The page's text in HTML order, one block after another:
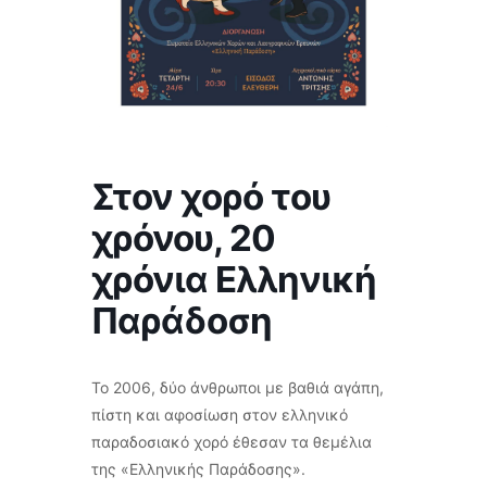
Στον χορό του
χρόνου, 20
χρόνια Ελληνική
Παράδοση
Το 2006, δύο άνθρωποι με βαθιά αγάπη,
πίστη και αφοσίωση στον ελληνικό
παραδοσιακό χορό έθεσαν τα θεμέλια
της «Ελληνικής Παράδοσης».